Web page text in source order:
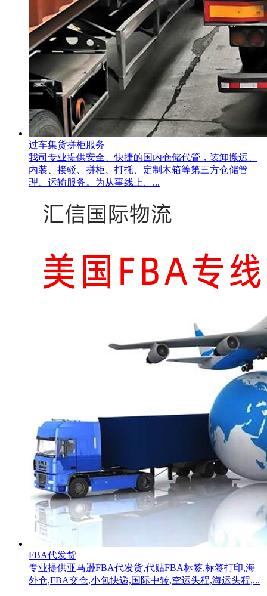
过车集货拼柜服务
我司专业提供安全、快捷的国内仓储代管，装卸搬运、
内装、接驳、拼柜、打托、定制木箱等第三方仓储管
理、运输服务。为从事线上、...
FBA代发货
专业提供亚马逊FBA代发货,代贴FBA标签,标签打印,海
外仓,FBA交仓,小包快递,国际中转,空运头程,海运头程,...